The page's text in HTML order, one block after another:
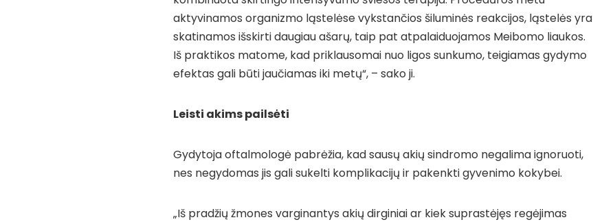
aktyvinamos organizmo ląstelėse vykstančios šiluminės reakcijos, ląstelės yra
skatinamos išskirti daugiau ašarų, taip pat atpalaiduojamos Meibomo liaukos.
Iš praktikos matome, kad priklausomai nuo ligos sunkumo, teigiamas gydymo
efektas gali būti jaučiamas iki metų“, – sako ji.
Leisti akims pailsėti
Gydytoja oftalmologė pabrėžia, kad sausų akių sindromo negalima ignoruoti,
nes negydomas jis gali sukelti komplikacijų ir pakenkti gyvenimo kokybei.
„Iš pradžių žmones varginantys akių dirginiai ar kiek suprastėjęs regėjimas